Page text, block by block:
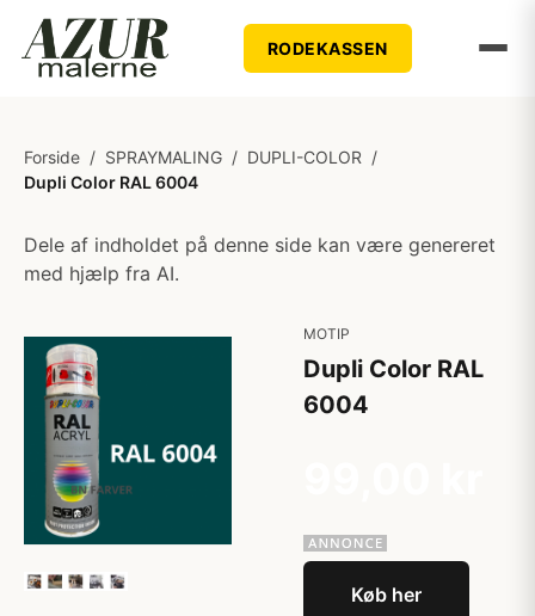
RODEKASSEN
Forside / SPRAYMALING / DUPLI-COLOR /
Dupli Color RAL 6004
Dele af indholdet på denne side kan være genereret
med hjælp fra AI.
MOTIP
Dupli Color RAL
6004
Køb her